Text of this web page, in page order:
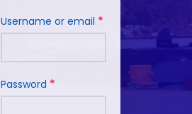
Username or email *
Password *